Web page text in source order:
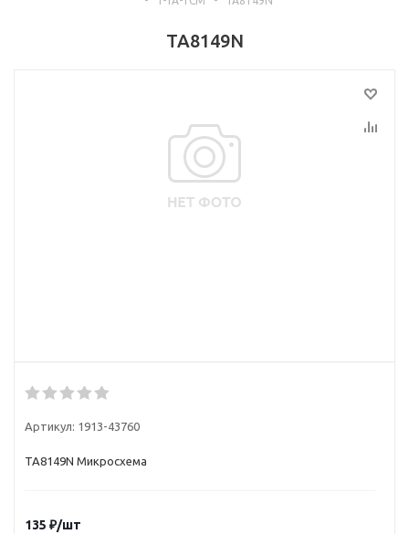
TA8149N
Артикул: 1913-43760
TA8149N Микросхема
135 ₽/шт